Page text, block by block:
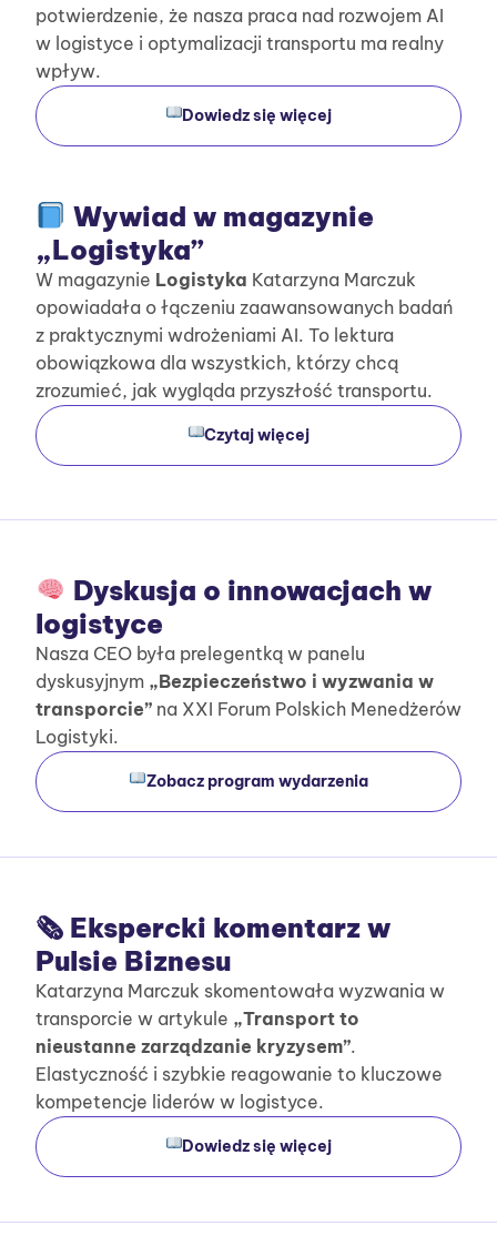
potwierdzenie, że nasza praca nad rozwojem AI
w logistyce i optymalizacji transportu ma realny
wpływ.
Dowiedz się więcej
Wywiad w magazynie
„Logistyka”
W magazynie Logistyka Katarzyna Marczuk
opowiadała o łączeniu zaawansowanych badań
z praktycznymi wdrożeniami AI. To lektura
obowiązkowa dla wszystkich, którzy chcą
zrozumieć, jak wygląda przyszłość transportu.
Czytaj więcej
Dyskusja o innowacjach w
logistyce
Nasza CEO była prelegentką w panelu
dyskusyjnym „Bezpieczeństwo i wyzwania w
transporcie” na XXI Forum Polskich Menedżerów
Logistyki.
Zobacz program wydarzenia
🗞 Ekspercki komentarz w
Pulsie Biznesu
Katarzyna Marczuk skomentowała wyzwania w
transporcie w artykule „Transport to
nieustanne zarządzanie kryzysem”.
Elastyczność i szybkie reagowanie to kluczowe
kompetencje liderów w logistyce.
Dowiedz się więcej